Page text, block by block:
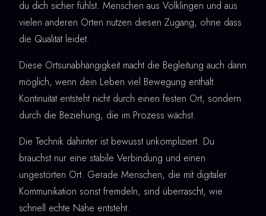
du dich sicher fühlst. Menschen aus Völklingen und aus
vielen anderen Orten nutzen diesen Zugang, ohne dass
die Qualität leidet.
Diese Ortsunabhängigkeit macht die Begleitung auch dann
möglich, wenn dein Leben viel Bewegung enthält.
Kontinuität entsteht nicht durch einen festen Ort, sondern
durch die Beziehung, die im Prozess wächst.
Die Technik dahinter ist bewusst unkompliziert. Du
brauchst nur eine stabile Verbindung und einen
ungestörten Ort. Gerade Menschen, die mit digitaler
Kommunikation sonst fremdeln, sind überrascht, wie
schnell echte Nähe entsteht.